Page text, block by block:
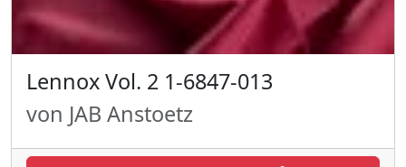
Lennox Vol. 2 1-6847-013
von JAB Anstoetz